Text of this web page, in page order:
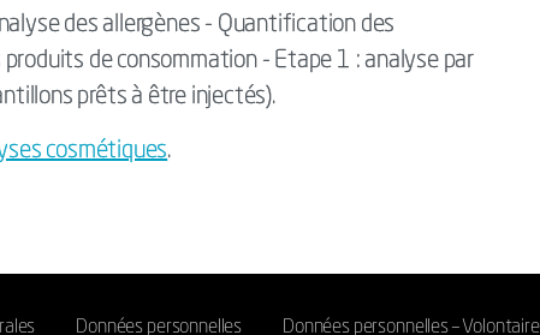
des allergènes - Quantification des
de consommation - Etape 1 : analyse par
prêts à être injectés).
cosmétiques.
Données personnelles Données personnelles –